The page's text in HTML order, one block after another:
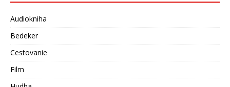
Audiokniha
Bedeker
Cestovanie
Film